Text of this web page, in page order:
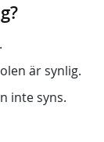
är synlig.
inte syns.